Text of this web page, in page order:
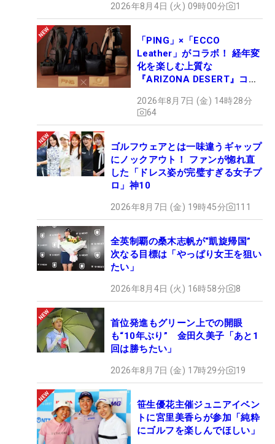
2026年8月4日 (火) 09時00分 1
「PING」×「ECCO
Leather」がコラボ！ 経年変
化を楽しむ上質な
『ARIZONA DESERT』コレ
ュー
2026年8月7日 (金) 14時28分
64
ゴルフウェアとは一味違うギャップ
にノックアウト！ ファンが惚れ直
した「ドレス姿が完璧すぎる女子プ
ロ」神10
2026年8月7日 (金) 19時45分 111
全英制覇の桑木志帆が“凱旋帰国”
次なる目標は「やっぱり女王を狙い
たい」
2026年8月4日 (火) 16時58分 8
首位発進もグリーン上での開眼
も“10年ぶり” 金田久美子「あと1
回は勝ちたい」
2026年8月7日 (金) 17時29分 19
笹生優花主催ジュニアイベン
トに宮里美香らが参加「純粋
にゴルフを楽しんでほしい」